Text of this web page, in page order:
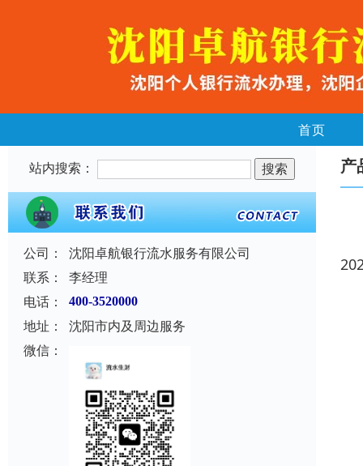
首页
站内搜索：
公司：
沈阳卓航银行流水服务有限公司
联系：
李经理
电话：
400-3520000
地址：
沈阳市内及周边服务
微信：
产